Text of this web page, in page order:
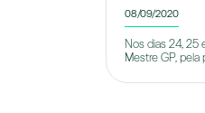
08/09/2020
Nos dias 24, 25
Mestre GP, pela